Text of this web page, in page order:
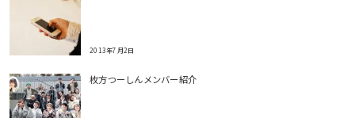
2013年7月2日
枚方つーしんメンバー紹介